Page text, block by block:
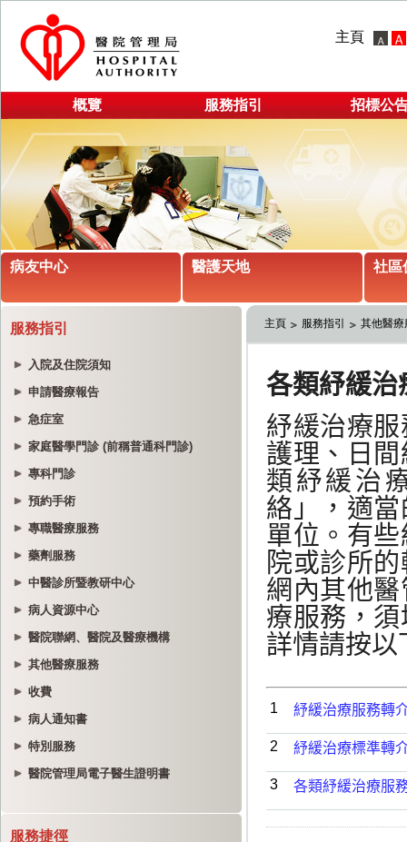
主頁
概覽 服務指引 招標公
病友中心 醫護天地 社區
服務指引
入院及住院須知
申請醫療報告
急症室
家庭醫學門診 (前稱普通科門診)
專科門診
預約手術
專職醫療服務
藥劑服務
中醫診所暨教研中心
病人資源中心
醫院聯網、醫院及醫療機構
其他醫療服務
收費
病人通知書
特別服務
醫院管理局電子醫生證明書
服務捷徑
主頁 服務指引 其他醫療